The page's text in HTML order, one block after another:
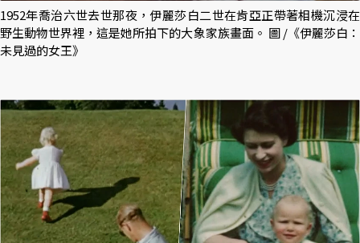
1952年喬治六世去世那夜，伊麗莎白二世在肯亞正帶著相機沉浸在
野生動物世界裡，這是她所拍下的大象家族畫面。 圖 /《伊麗莎白：
未見過的女王》